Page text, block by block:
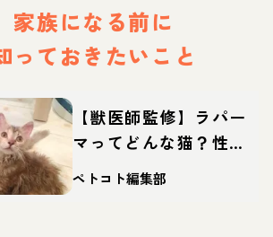
家族になる前に
っておきたいこと
【獣医師監修】ラパー
マってどんな猫？性
格・体重・寿命の特
徴・迎え方
ペトコト編集部